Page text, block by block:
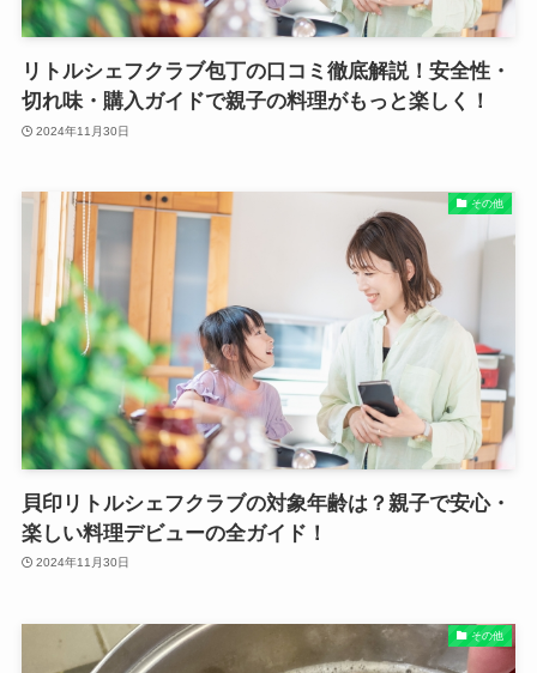
リトルシェフクラブ包丁の口コミ徹底解説！安全性・
切れ味・購入ガイドで親子の料理がもっと楽しく！
2024年11月30日
その他
貝印リトルシェフクラブの対象年齢は？親子で安心・
楽しい料理デビューの全ガイド！
2024年11月30日
その他